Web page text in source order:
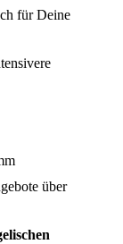
für Deine
über